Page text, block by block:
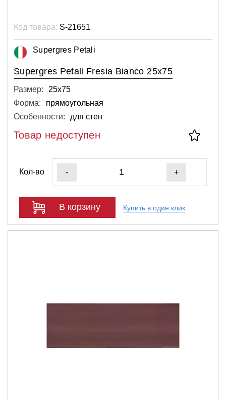
Код товара: S-21651
Supergres Petali
Supergres Petali Fresia Bianco 25x75
Размер:
25х75
Форма:
прямоугольная
Особенности:
для стен
Товар недоступен
Кол-во - +
В корзину Купить в один клик